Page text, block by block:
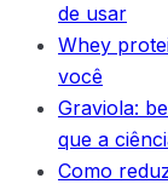
de usar
Whey
você
Graviola:
que a
Como